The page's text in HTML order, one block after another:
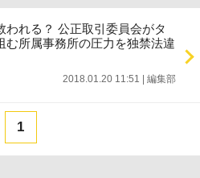
われる？ 公正取引委員会がタ
む所属事務所の圧力を独禁法違
2018.01.20 11:51 編集部
1